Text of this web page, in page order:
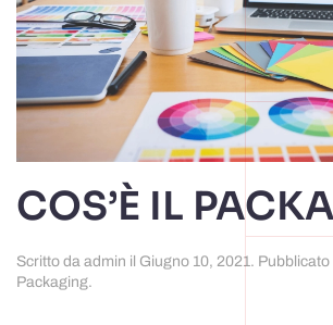
COS’È IL
Scritto da admin il Giugno 10, 2021. Pubblicato
Packaging.